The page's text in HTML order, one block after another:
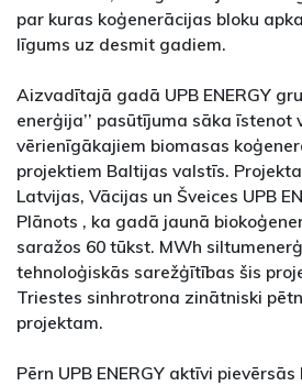
par kuras koģenerācijas bloku
līgums uz desmit gadiem.
Aizvadītajā gadā UPB ENERGY
enerģija’’ pasūtījuma sāka īstenot
vērienīgākajiem biomasas
projektiem Baltijas valstīs.
Latvijas, Vācijas un Šveices UPB
Plānots , ka gadā jaunā
saražos 60 tūkst. MWh
tehnoloģiskās sarežģītības šis
Triestes sinhrotrona zinātniski
projektam.
Pērn UPB ENERGY aktīvi